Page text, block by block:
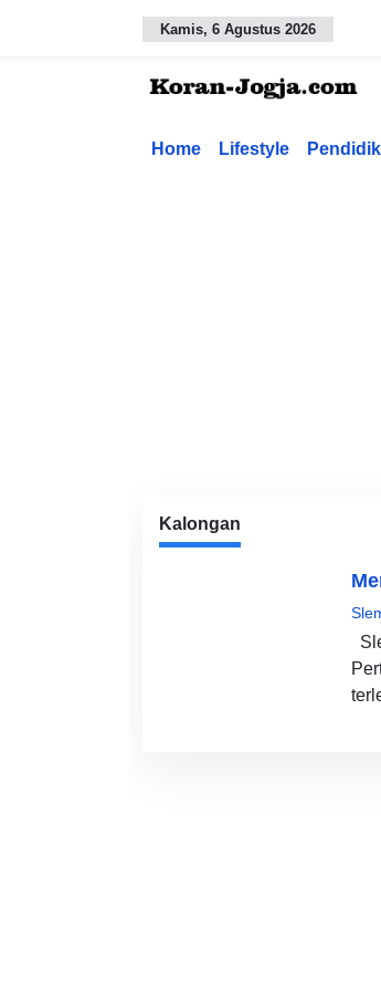
Kamis, 6 Agustus 2026
Home Lifestyle
Kalongan